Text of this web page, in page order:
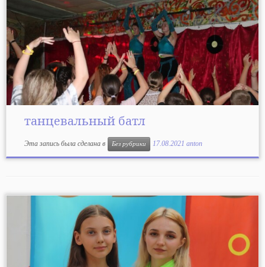
танцевальный батл
Эта запись была сделана в Без рубрики 17.08.2021 anton